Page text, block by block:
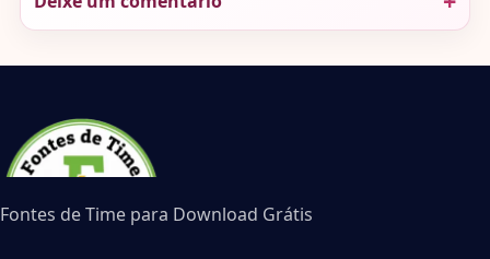
Fontes de Time para Download Grátis